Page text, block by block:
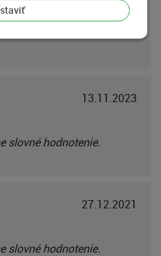
13.11.2023
slovné hodnotenie.
27.12.2021
slovné hodnotenie.